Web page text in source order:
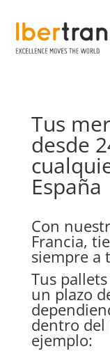
Tus
desde
España
Con
Francia,
siempre a
Tus
un plazo
dentro del
ejemplo: